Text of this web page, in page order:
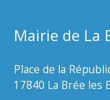
Mairie de La
Place de la
17840 La Brée les